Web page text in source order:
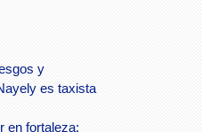
y
es taxista
en fortaleza: